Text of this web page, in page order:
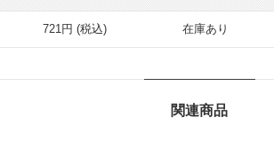
721円 (税込) 在庫あり
関連商品